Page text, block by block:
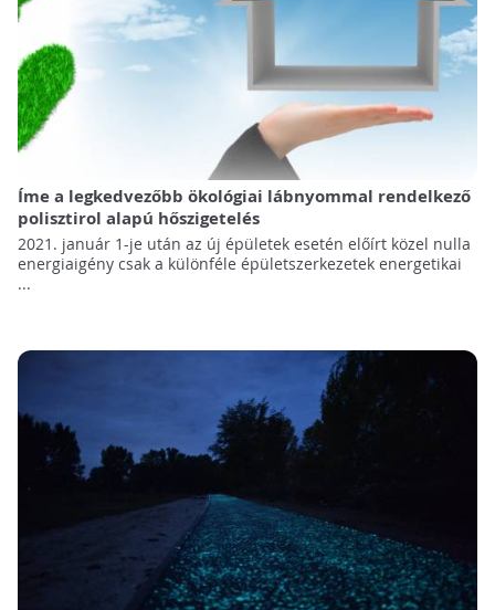
Íme a legkedvezőbb ökológiai lábnyommal rendelkező
polisztirol alapú hőszigetelés
2021. január 1-je után az új épületek esetén előírt közel nulla
energiaigény csak a különféle épületszerkezetek energetikai
...